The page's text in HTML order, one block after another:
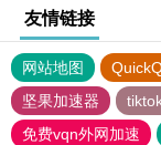
友情链接
网站地图
坚果加速器
免费vqn外网加速